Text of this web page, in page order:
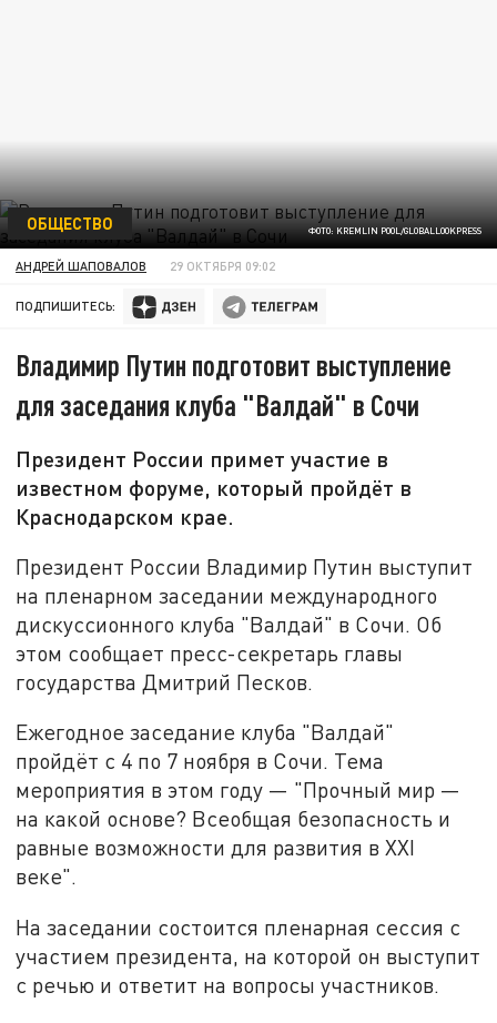
ФОТО: KREMLIN POOL/GLOBALLOOKPRESS
ОБЩЕСТВО
АНДРЕЙ ШАПОВАЛОВ 29 ОКТЯБРЯ 09:02
ПОДПИШИТЕСЬ:
Владимир Путин подготовит выступление
для заседания клуба "Валдай" в Сочи
Президент России примет участие в
известном форуме, который пройдёт в
Краснодарском крае.
Президент России Владимир Путин выступит
на пленарном заседании международного
дискуссионного клуба "Валдай" в Сочи. Об
этом сообщает пресс-секретарь главы
государства Дмитрий Песков.
Ежегодное заседание клуба "Валдай"
пройдёт с 4 по 7 ноября в Сочи. Тема
мероприятия в этом году — "Прочный мир —
на какой основе? Всеобщая безопасность и
равные возможности для развития в XXI
веке".
На заседании состоится пленарная сессия с
участием президента, на которой он выступит
с речью и ответит на вопросы участников.